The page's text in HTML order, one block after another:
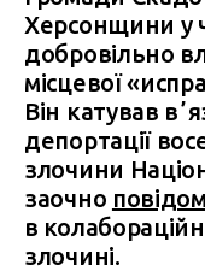
Херсонщини у
добровільно
місцевої
Він катував
депортації
злочини
заочно
в
злочині.